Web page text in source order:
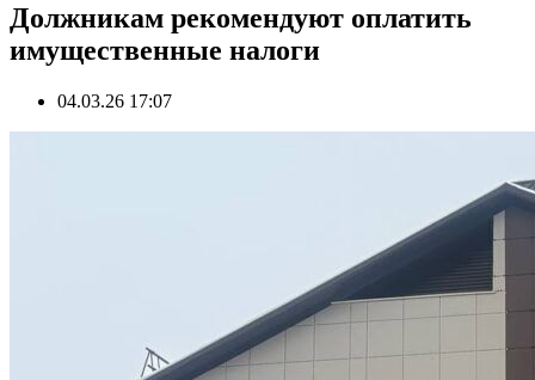
Должникам рекомендуют оплатить
имущественные налоги
04.03.26 17:07